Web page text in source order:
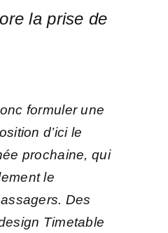
la prise de
formuler une
d’ici le
prochaine, qui
le
Des
Timetable